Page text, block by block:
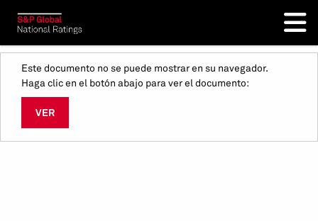
Este documento no se puede mostrar en su navegador.
Haga clic en el botón abajo para ver el documento:
VER